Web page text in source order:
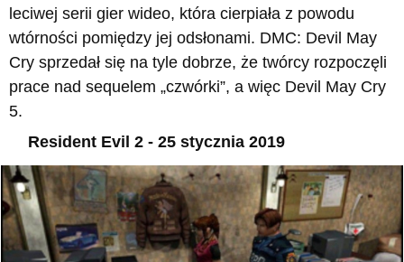
leciwej serii gier wideo, która cierpiała z powodu
wtórności pomiędzy jej odsłonami. DMC: Devil May
Cry sprzedał się na tyle dobrze, że twórcy rozpoczęli
prace nad sequelem „czwórki”, a więc Devil May Cry
5.
Resident Evil 2 - 25 stycznia 2019